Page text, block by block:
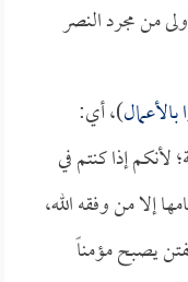
من مجرد النصر
بالأعمال)، أي:
لأنكم إذا كنتم في
إلا من وفقه الله،
يصبح مؤمناً